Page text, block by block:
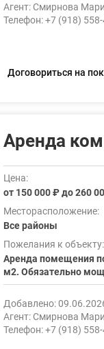
Агент: Смирнова
Телефон: +7 (918)
Договориться на
Аренда
Цена:
от 150 000 ₽ до 260
Месторасположение:
Все районы
Пожелания к объекту:
Аренда помещения
м2. Обязательно
Добавлено:
Агент: Смирнова
Телефон: +7 (918)